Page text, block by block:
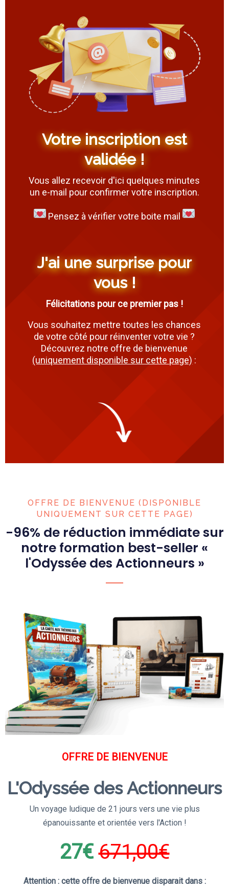
Votre inscription est
validée !
Vous allez recevoir d'ici quelques minutes
un e-mail pour confirmer votre inscription.
Pensez à vérifier votre boite mail
J'ai une surprise pour
vous !
Félicitations pour ce premier pas !
Vous souhaitez mettre toutes les chances
de votre côté pour réinventer votre vie ?
Découvrez notre offre de bienvenue
(uniquement disponible sur cette page) :
OFFRE DE BIENVENUE (DISPONIBLE
UNIQUEMENT SUR CETTE PAGE)
-96% de réduction immédiate sur
notre formation best-seller «
l'Odyssée des Actionneurs »
OFFRE DE BIENVENUE
L'Odyssée des Actionneurs
Un voyage ludique de 21 jours vers une vie plus
épanouissante et orientée vers l'Action !
27€671,00€
Attention : cette offre de bienvenue disparait dans :